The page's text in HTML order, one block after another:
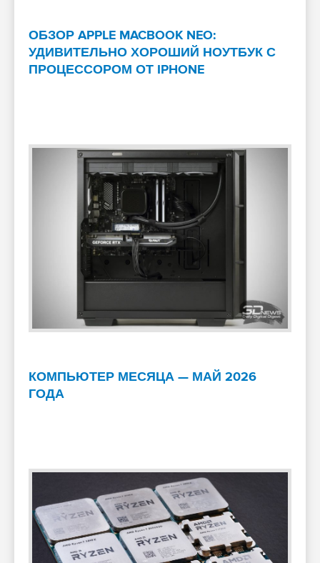
ОБЗОР APPLE MACBOOK NEO:
УДИВИТЕЛЬНО ХОРОШИЙ НОУТБУК С
ПРОЦЕССОРОМ ОТ IPHONE
КОМПЬЮТЕР МЕСЯЦА — МАЙ 2026
ГОДА